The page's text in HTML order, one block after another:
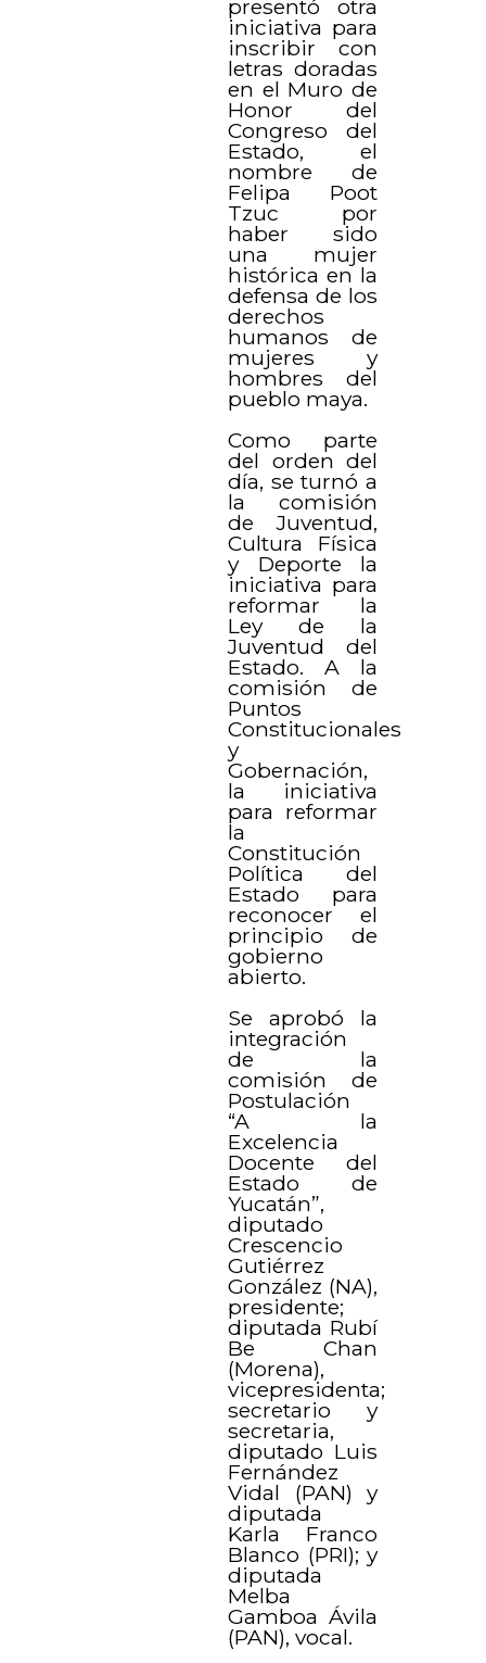
presentó otra
iniciativa para
inscribir con
letras doradas
en el Muro de
Honor del
Congreso del
Estado, el
nombre de
Felipa Poot
Tzuc por
haber sido
una mujer
histórica en la
defensa de los
derechos
humanos de
mujeres y
hombres del
pueblo maya.
Como parte
del orden del
día, se turnó a
la comisión
de Juventud,
Cultura Física
y Deporte la
iniciativa para
reformar la
Ley de la
Juventud del
Estado. A la
comisión de
Puntos
Constitucionales
y
Gobernación,
la iniciativa
para reformar
la
Constitución
Política del
Estado para
reconocer el
principio de
gobierno
abierto.
Se aprobó la
integración
de la
comisión de
Postulación
“A la
Excelencia
Docente del
Estado de
Yucatán”,
diputado
Crescencio
Gutiérrez
González (NA),
presidente;
diputada Rubí
Be Chan
(Morena),
vicepresidenta;
secretario y
secretaria,
diputado Luis
Fernández
Vidal (PAN) y
diputada
Karla Franco
Blanco (PRI); y
diputada
Melba
Gamboa Ávila
(PAN), vocal.